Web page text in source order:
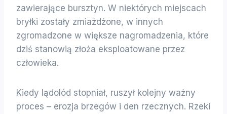
zawierające bursztyn. W niektórych miejscach
bryłki zostały zmiażdżone, w innych
zgromadzone w większe nagromadzenia, które
dziś stanowią złoża eksploatowane przez
człowieka.
Kiedy lądolód stopniał, ruszył kolejny ważny
proces – erozja brzegów i den rzecznych. Rzeki